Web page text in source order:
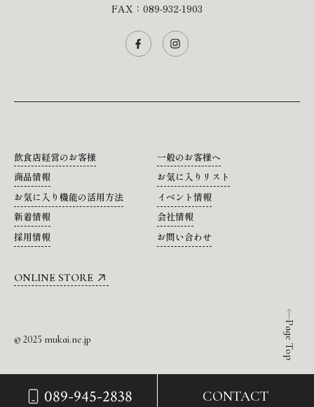
089-945-2838 CONTACT
Page Top
FAX：089-932-1903
飲食店経営のお客様
一般のお客様へ
商品情報
お気に入りリスト
お気に入り機能の活用方法
イベント情報
新着情報
会社情報
採用情報
お問い合わせ
ONLINE STORE
© 2025 mukai.ne.jp